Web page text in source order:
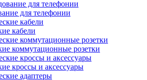
для телефонии
кабели
коммутационные розетки
кроссы и аксессуары